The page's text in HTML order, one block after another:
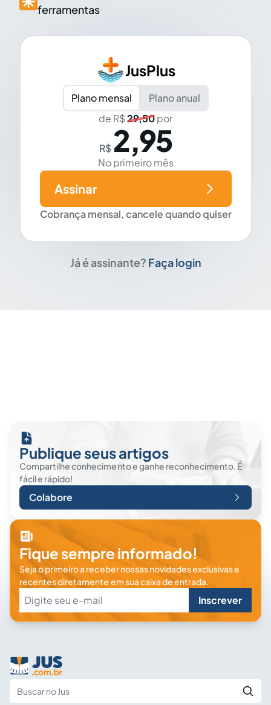
ferramentas
JusPlus
Plano mensal
Plano anual
de R$29,50por
R$ 2,95
No primeiro mês
Cobrança mensal, cancele quando quiser
Assinar
Já é assinante? Faça login
Publique seus artigos
Compartilhe conhecimento e ganhe reconhecimento. É
fácil e rápido!
Colabore
Fique sempre informado!
Seja o primeiro a receber nossas novidades exclusivas e
recentes diretamente em sua caixa de entrada.
Inscrever